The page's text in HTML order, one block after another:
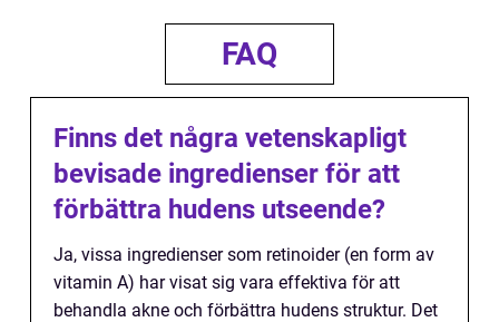
FAQ
Finns det några vetenskapligt
bevisade ingredienser för att
förbättra hudens utseende?
Ja, vissa ingredienser som retinoider (en form av
vitamin A) har visat sig vara effektiva för att
behandla akne och förbättra hudens struktur. Det